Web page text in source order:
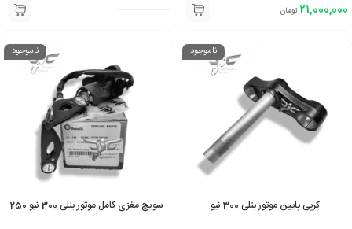
21,000,000 تومان
ناموجود
کرپی پایین موتور بنلی 300 نیو
ناموجود
سویچ مغزی کامل موتور بنلی 300 نیو 250